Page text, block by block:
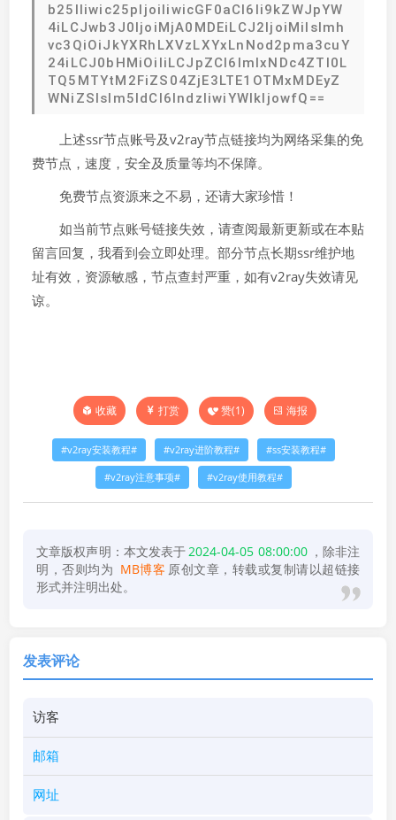
b25lIiwic25pIjoiIiwicGF0aCI6Ii9kZWJpYW
4iLCJwb3J0IjoiMjA0MDEiLCJ2IjoiMiIsImh
vc3QiOiJkYXRhLXVzLXYxLnNod2pma3cuY
24iLCJ0bHMiOiIiLCJpZCI6ImIxNDc4ZTI0L
TQ5MTYtM2FiZS04ZjE3LTE1OTMxMDEyZ
WNiZSIsIm5ldCI6IndzIiwiYWlkIjowfQ==
上述ssr节点账号及v2ray节点链接均为网络采集的免
费节点，速度，安全及质量等均不保障。
免费节点资源来之不易，还请大家珍惜！
如当前节点账号链接失效，请查阅最新更新或在本贴
留言回复，我看到会立即处理。部分节点长期ssr维护地
址有效，资源敏感，节点查封严重，如有v2ray失效请见
谅。
收藏 打赏 赞(1) 海报
v2ray安装教程 v2ray进阶教程 ss安装教程
v2ray注意事项 v2ray使用教程
文章版权声明：本文发表于2024-04-05 08:00:00 ，除非注
明，否则均为 MB博客 原创文章，转载或复制请以超链接
形式并注明出处。
发表评论